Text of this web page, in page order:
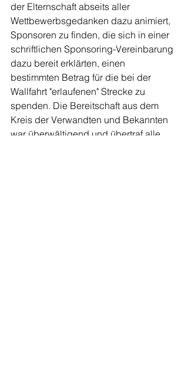
der Elternschaft abseits aller
Wettbewerbsgedanken dazu animiert,
Sponsoren zu finden, die sich in einer
schriftlichen Sponsoring-Vereinbarung
dazu bereit erklärten, einen
bestimmten Betrag für die bei der
Wallfahrt "erlaufenen" Strecke zu
spenden. Die Bereitschaft aus dem
Kreis der Verwandten und Bekannten
war überwältigend und übertraf alle